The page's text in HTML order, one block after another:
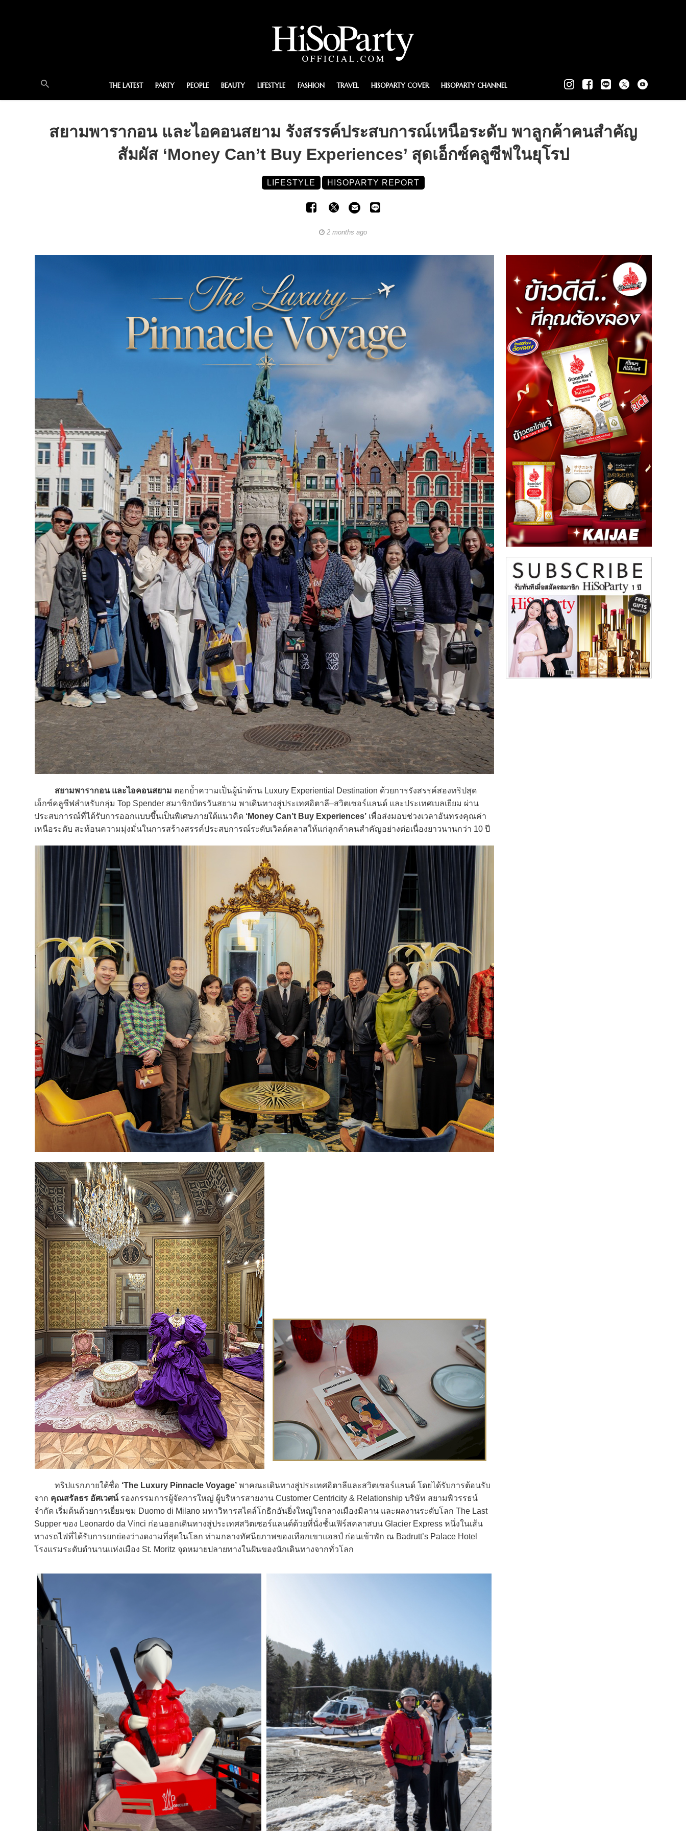
THE LATEST PARTY PEOPLE BEAUTY LIFESTYLE FASHION TRAVEL HISOPARTY COVER HISOPARTY CHANNEL
สยามพารากอน และไอคอนสยาม รังสรรค์ประสบการณ์เหนือระดับ พาลูกค้าคนสำคัญ
สัมผัส ‘Money Can’t Buy Experiences’ สุดเอ็กซ์คลูซีฟในยุโรป
LIFESTYLE HISOPARTY REPORT
2 months ago
สยามพารากอน และไอคอนสยาม ตอกย้ำความเป็นผู้นำด้าน Luxury Experiential Destination ด้วยการรังสรรค์สองทริปสุด
เอ็กซ์คลูซีฟสำหรับกลุ่ม Top Spender สมาชิกบัตรวันสยาม พาเดินทางสู่ประเทศอิตาลี–สวิตเซอร์แลนด์ และประเทศเบลเยียม ผ่าน
ประสบการณ์ที่ได้รับการออกแบบขึ้นเป็นพิเศษภายใต้แนวคิด ‘Money Can’t Buy Experiences’ เพื่อส่งมอบช่วงเวลาอันทรงคุณค่า
เหนือระดับ สะท้อนความมุ่งมั่นในการสร้างสรรค์ประสบการณ์ระดับเวิลด์คลาสให้แก่ลูกค้าคนสำคัญอย่างต่อเนื่องยาวนานกว่า 10 ปี
ทริปแรกภายใต้ชื่อ ‘The Luxury Pinnacle Voyage’ พาคณะเดินทางสู่ประเทศอิตาลีและสวิตเซอร์แลนด์ โดยได้รับการต้อนรับ
จาก คุณสรัลธร อัศเวศน์รองกรรมการผู้จัดการใหญ่ ผู้บริหารสายงาน Customer Centricity & Relationship บริษัท สยามพิวรรธน์
จำกัด เริ่มต้นด้วยการเยี่ยมชม Duomo di Milano มหาวิหารสไตล์โกธิกอันยิ่งใหญ่ใจกลางเมืองมิลาน และผลงานระดับโลก The Last
Supper ของ Leonardo da Vinci ก่อนออกเดินทางสู่ประเทศสวิตเซอร์แลนด์ด้วยที่นั่งชั้นเฟิร์สคลาสบน Glacier Express หนึ่งในเส้น
ทางรถไฟที่ได้รับการยกย่องว่างดงามที่สุดในโลก ท่ามกลางทัศนียภาพของเทือกเขาแอลป์ ก่อนเข้าพัก ณ Badrutt’s Palace Hotel
โรงแรมระดับตำนานแห่งเมือง St. Moritz จุดหมายปลายทางในฝันของนักเดินทางจากทั่วโลก